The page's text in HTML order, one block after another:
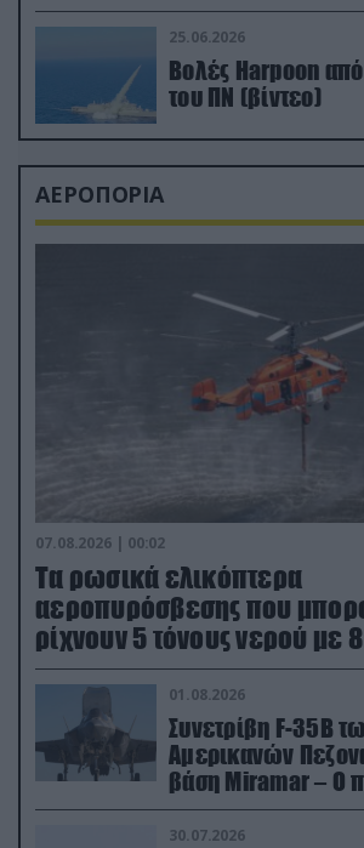
απαιτητικό
25.06.2026
Βολές Harpoon από
του ΠΝ (βίντεο)
ΑΕΡΟΠΟΡΙΑ
07.08.2026 | 00:02
Τα ρωσικά ελικόπτερα
αεροπυρόσβεσης που
ρίχνουν 5 τόνους νερού με
01.08.2026
Συνετρίβη F-35B
Αμερικανών
βάση Miramar – Ο
εκτινάχθηκε
30.07.2026